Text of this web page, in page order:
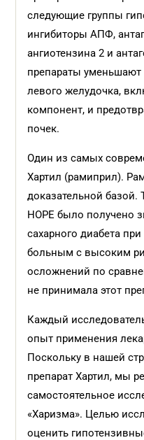
следующие группы
ингибиторы АПФ,
ангиотензина 2 и
препараты
левого желудочка,
компонент, и
почек.
Один из самых
Хартил (рамиприл).
доказательной базой.
HOPE было получено
сахарного диабета
больным с высоким
осложнений по
не принимала этот
Каждый
опыт применения
Поскольку в нашей
препарат Хартил, мы
самостоятельное
«Харизма». Целью
оценить